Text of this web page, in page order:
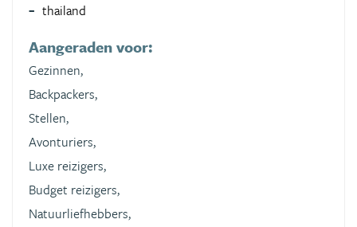
thailand
Aangeraden voor:
Gezinnen,
Backpackers,
Stellen,
Avonturiers,
Luxe reizigers,
Budget reizigers,
Natuurliefhebbers,